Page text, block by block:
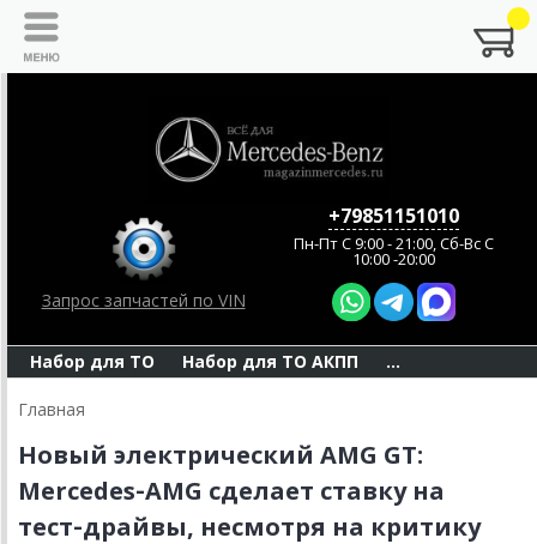
Запрос запчастей по VIN
+79851151010
Пн-Пт C 9:00 - 21:00, Сб-Вс С
10:00 -20:00
Набор для ТО Набор для ТО АКПП ...
Главная
Новый электрический AMG GT:
Mercedes‑AMG сделает ставку на
тест‑драйвы, несмотря на критику